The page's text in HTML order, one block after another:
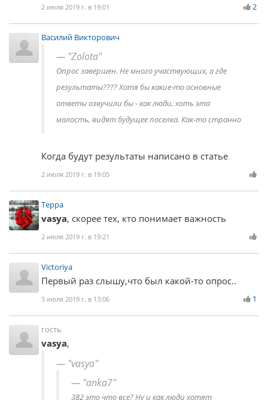
2 июля 2019 г. в 19:01 2
Василий Викторович
"Zolota"
Опрос завершен. Не много участвующих, а где
результаты???? Хотя бы какие-то основные
ответы озвучили бы - как люди, хоть эта
малость, видят будущее поселка. Как-то странно
Когда будут результаты написано в статье
2 июля 2019 г. в 19:05
Терра
vasya, скорее тех, кто понимает важность
2 июля 2019 г. в 19:21
Victoriya
Первый раз слышу,что был какой-то опрос..
3 июля 2019 г. в 13:06 1
гость
vasya,
"vasya"
"anka7"
382 это что все? Ну и как люди хотят